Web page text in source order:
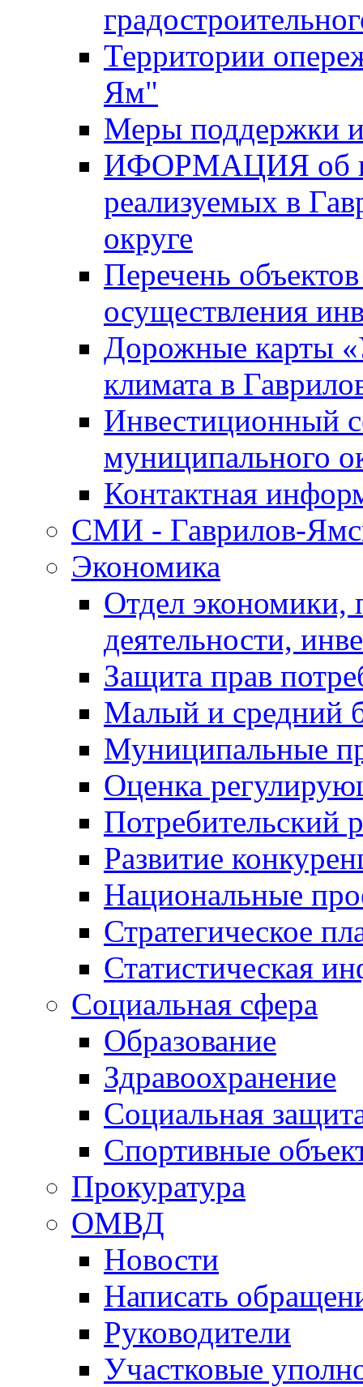
Территории
Ям"
Меры поддержки
ИФОРМАЦИЯ об
реализуемых в
округе
Перечень
осуществления
Дорожные карты
климата в
Инвестиционный
муниципального
Контактная
СМИ - Гаврилов-
Экономика
Отдел экономики,
деятельности,
Защита прав
Малый и средний
Муниципальные
Оценка
Потребительский
Развитие
Национальные
Стратегическое
Статистическая
Социальная сфера
Образование
Здравоохранение
Социальная
Спортивные
Прокуратура
ОМВД
Новости
Написать
Руководители
Участковые